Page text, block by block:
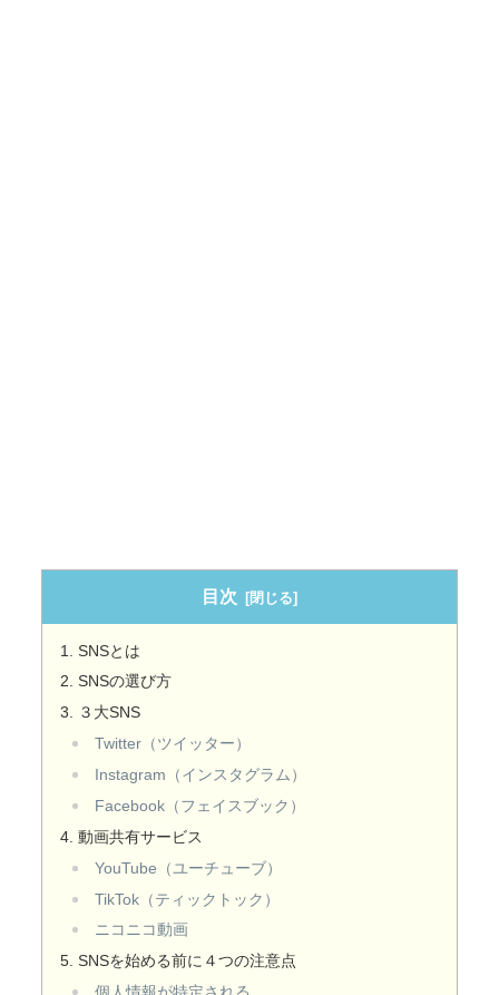
目次
SNSとは
SNSの選び方
３大SNS
Twitter（ツイッター）
Instagram（インスタグラム）
Facebook（フェイスブック）
動画共有サービス
YouTube（ユーチューブ）
TikTok（ティックトック）
ニコニコ動画
SNSを始める前に４つの注意点